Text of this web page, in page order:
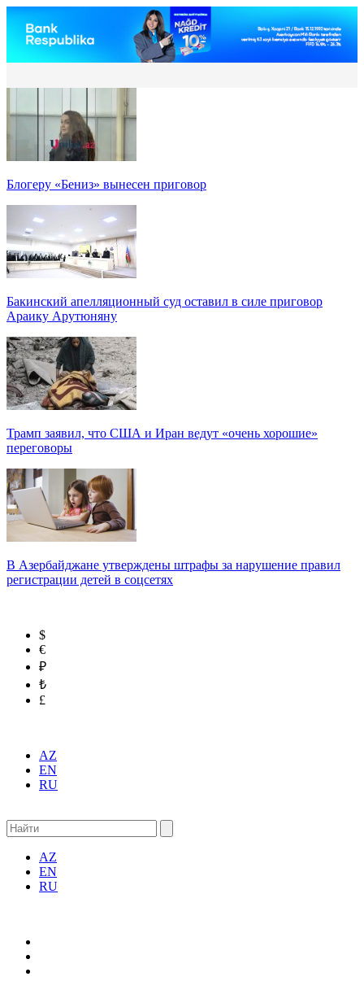
Блогеру «Бениз» вынесен приговор
Бакинский апелляционный суд оставил в силе приговор
Араику Арутюняну
Трамп заявил, что США и Иран ведут «очень хорошие»
переговоры
В Азербайджане утверждены штрафы за нарушение правил
регистрации детей в соцсетях
$
€
₽
₺
£
AZ
EN
RU
AZ
EN
RU